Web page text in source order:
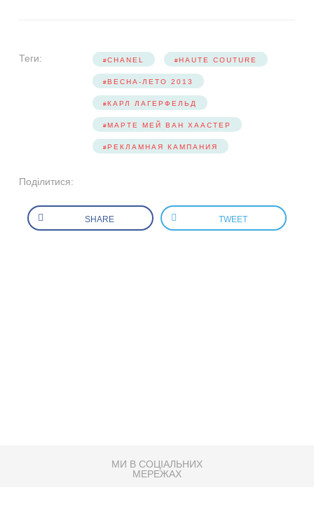
Теги: CHANEL HAUTE COUTURE
ВЕСНА-ЛЕТО 2013
КАРЛ ЛАГЕРФЕЛЬД
МАРТЕ МЕЙ ВАН ХААСТЕР
РЕКЛАМНАЯ КАМПАНИЯ
Поділитися:
SHARE TWEET
МИ В СОЦІАЛЬНИХ
МЕРЕЖАХ